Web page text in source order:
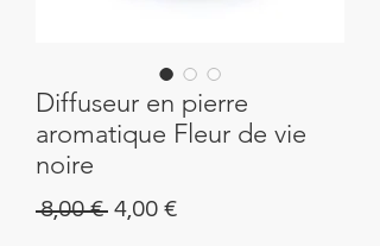
Diffuseur en pierre
aromatique Fleur de vie
noire
8,00 € Prix
4,00 €Prix